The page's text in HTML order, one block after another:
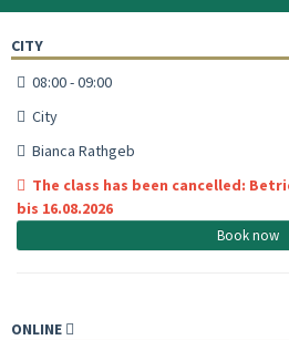
CITY
08:00 - 09:00
City
Bianca Rathgeb
The class has been cancelled:
bis 16.08.2026
Book now
ONLINE